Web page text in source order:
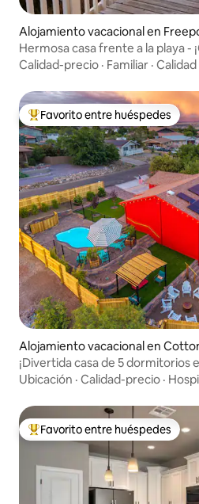
Alojamiento vacacional en
Hermosa casa frente a la playa -
Whitecaps!
Calidad-precio · Familiar ·
Favorito entre huéspedes
Favorito entre huéspedes
Alojamiento vacacional en
¡Divertida casa de 5 dormitorios
Ubicación · Calidad-precio ·
Favorito entre huéspedes
Favorito entre huéspedes